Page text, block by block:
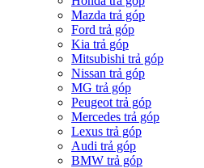
Mazda trả góp
Ford trả góp
Kia trả góp
Mitsubishi trả góp
Nissan trả góp
MG trả góp
Peugeot trả góp
Mercedes trả góp
Lexus trả góp
Audi trả góp
BMW trả góp